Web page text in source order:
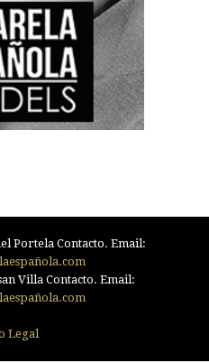
Portela Contacto. Email:
Villa Contacto. Email:
Legal